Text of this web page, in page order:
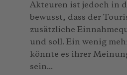
Akteuren ist jedoch in
bewusst, dass der
zusätzliche
und soll. Ein wenig
könnte es ihrer
sein...